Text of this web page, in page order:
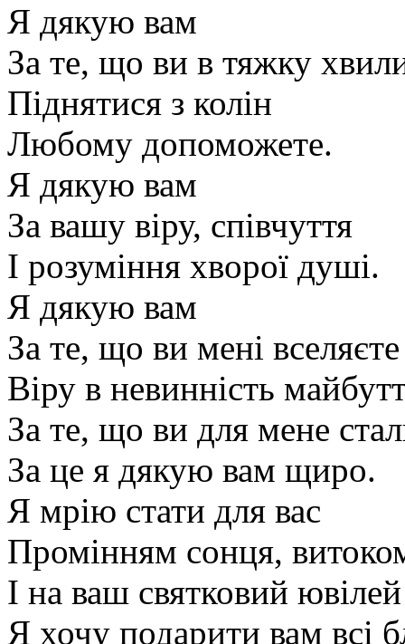
Я дякую вам
За те, що ви в тяжку
Піднятися з колін
Любому допоможете.
Я дякую вам
За вашу віру, співчуття
І розуміння хворої душі.
Я дякую вам
За те, що ви мені вселяєте
Віру в невинність
За те, що ви для мене
За це я дякую вам щиро.
Я мрію стати для вас
Промінням сонця,
І на ваш святковий ювілей
Я хочу подарити вам всі